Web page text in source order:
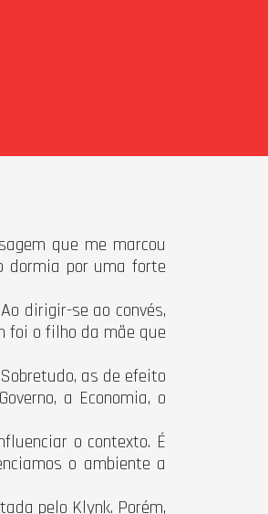
que me marcou
dormia por uma forte
dirigir-se ao convés,
foi o filho da mãe que
as de efeito
a Economia, o
o contexto. É
o ambiente a
pelo Klynk. Porém,